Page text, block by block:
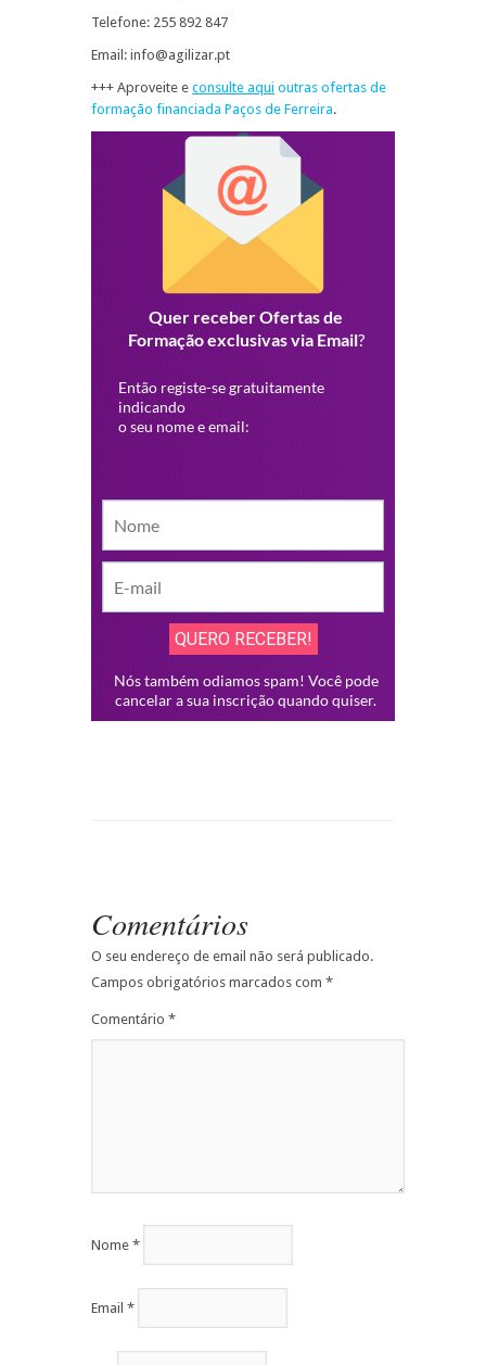
Telefone: 255 892 847
Email: info@agilizar.pt
+++ Aproveite e consulte aqui outras ofertas de
formação financiada Paços de Ferreira.
Comentários
O seu endereço de email não será publicado.
Campos obrigatórios marcados com *
Comentário *
Nome *
Email *